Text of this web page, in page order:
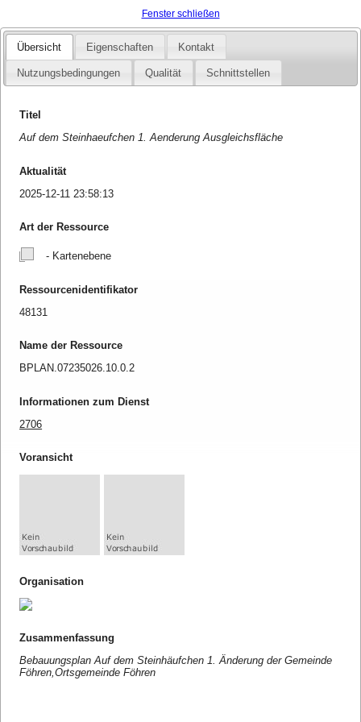
Fenster schließen
Übersicht Eigenschaften Kontakt
Nutzungsbedingungen Qualität Schnittstellen
Titel
Auf dem Steinhaeufchen 1. Aenderung Ausgleichsfläche
Aktualität
2025-12-11 23:58:13
Art der Ressource
- Kartenebene
Ressourcenidentifikator
48131
Name der Ressource
BPLAN.07235026.10.0.2
Informationen zum Dienst
2706
Voransicht
Organisation
Zusammenfassung
Bebauungsplan Auf dem Steinhäufchen 1. Änderung der Gemeinde
Föhren,Ortsgemeinde Föhren